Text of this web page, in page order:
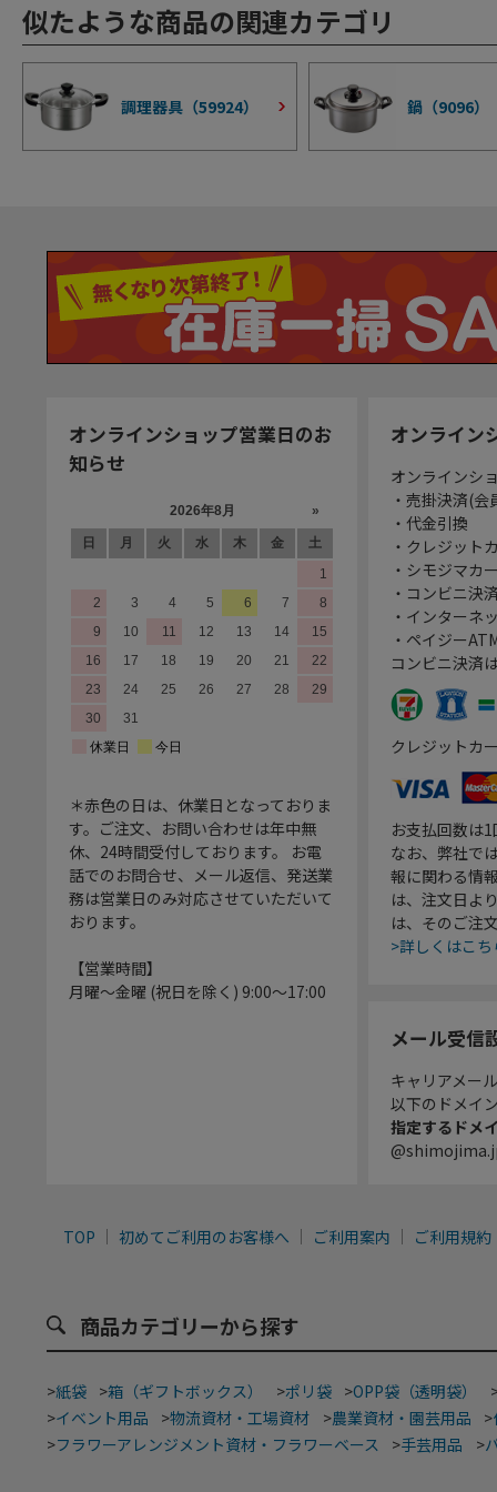
似たような商品の関連カテゴリ
調理器具（59924） 鍋（9096）
オンラインショップ営業日のお
知らせ
＊赤色の日は、休業日となっておりま
す。ご注文、お問い合わせは年中無
休、24時間受付しております。 お電
話でのお問合せ、メール返信、発送業
務は営業日のみ対応させていただいて
おります。
【営業時間】
月曜～金曜 (祝日を除く) 9:00～17:00
オンライン
オンラインシ
・売掛決済(
・代金引換
・クレジット
・シモジマカ
・コンビニ決
・インターネ
・ペイジー
コンビニ決済
クレジットカ
お支払回数は
なお、弊社で
報に関わる情
は、注文日よ
は、そのご注
>詳しくはこち
メール受信
キャリアメー
以下のドメイ
指定するドメ
TOP 初めてご利用のお客様へ ご利用案内 ご利用規約
商品カテゴリーから探す
>紙袋 >箱（ギフトボックス） >ポリ袋 >OPP袋（透明袋）
>イベント用品 >物流資材・工場資材 >農業資材・園芸用品 >
>フラワーアレンジメント資材・フラワーベース >手芸用品 >